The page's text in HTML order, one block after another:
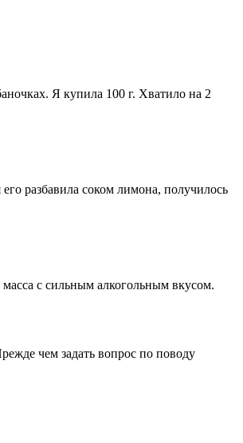
Я купила 100 г. Хватило на 2
разбавила соком лимона, получилось
масса с сильным алкогольным вкусом.
чем задать вопрос по поводу